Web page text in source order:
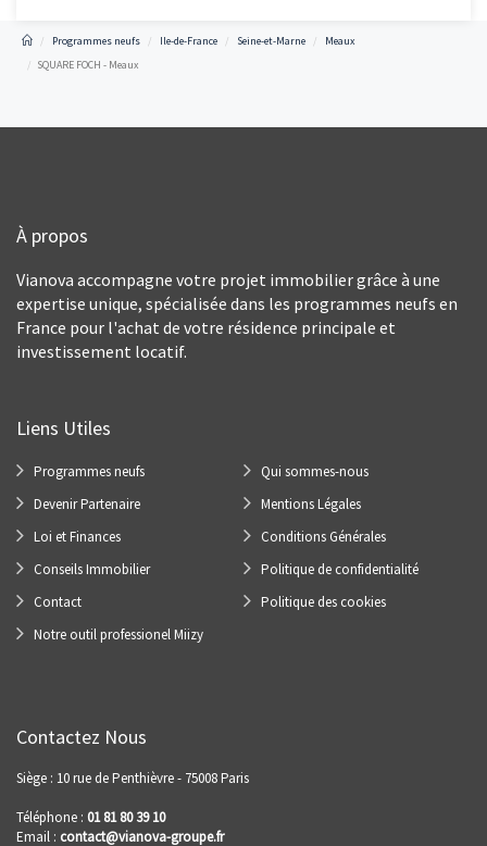
Programmes neufs Ile-de-France Seine-et-Marne
Meaux
SQUARE FOCH - Meaux
À propos
Vianova accompagne votre projet immobilier grâce à une
expertise unique, spécialisée dans les programmes neufs en
France pour l'achat de votre résidence principale et
investissement locatif.
Liens Utiles
Programmes neufs
Devenir Partenaire
Loi et Finances
Conseils Immobilier
Contact
Notre outil professionel Miizy
Qui sommes-nous
Mentions Légales
Conditions Générales
Politique de confidentialité
Politique des cookies
Contactez Nous
Siège : 10 rue de Penthièvre - 75008 Paris
Téléphone : 01 81 80 39 10
Email : contact@vianova-groupe.fr